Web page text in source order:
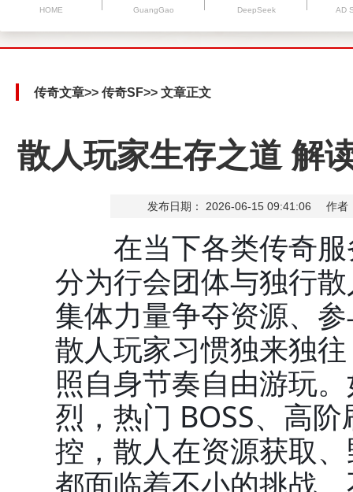
HOME GuangGao DeepSeek AD
传奇文章>> 传奇SF>> 文章正文
散人玩家生存之道 解
发布日期： 2026-06-15 09:41:06 作者
在当下各类传奇服
分为行会团体与独行
集体力量争夺资源、
散人玩家习惯独来独
照自身节奏自由游玩
烈，热门 BOSS、高
控，散人在资源获取
都面临着不小的挑战